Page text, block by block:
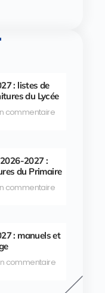
: listes de
du Lycée
commentaire
2027 :
du Primaire
commentaire
: manuels et
commentaire